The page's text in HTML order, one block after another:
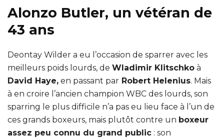
Alonzo Butler, un vétéran de
43 ans
Deontay Wilder a eu l’occasion de sparrer avec les
meilleurs poids lourds, de Wladimir Klitschko à
David Haye, en passant par Robert Helenius. Mais
à en croire l’ancien champion WBC des lourds, son
sparring le plus difficile n’a pas eu lieu face à l’un de
ces grands boxeurs, mais plutôt contre un boxeur
assez peu connu du grand public : son